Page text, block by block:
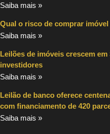
Saiba mais »
Qual o risco de comprar
Saiba mais »
Leilões de imóveis crescem
investidores
Saiba mais »
Leilão de banco oferece
com financiamento de 420
Saiba mais »